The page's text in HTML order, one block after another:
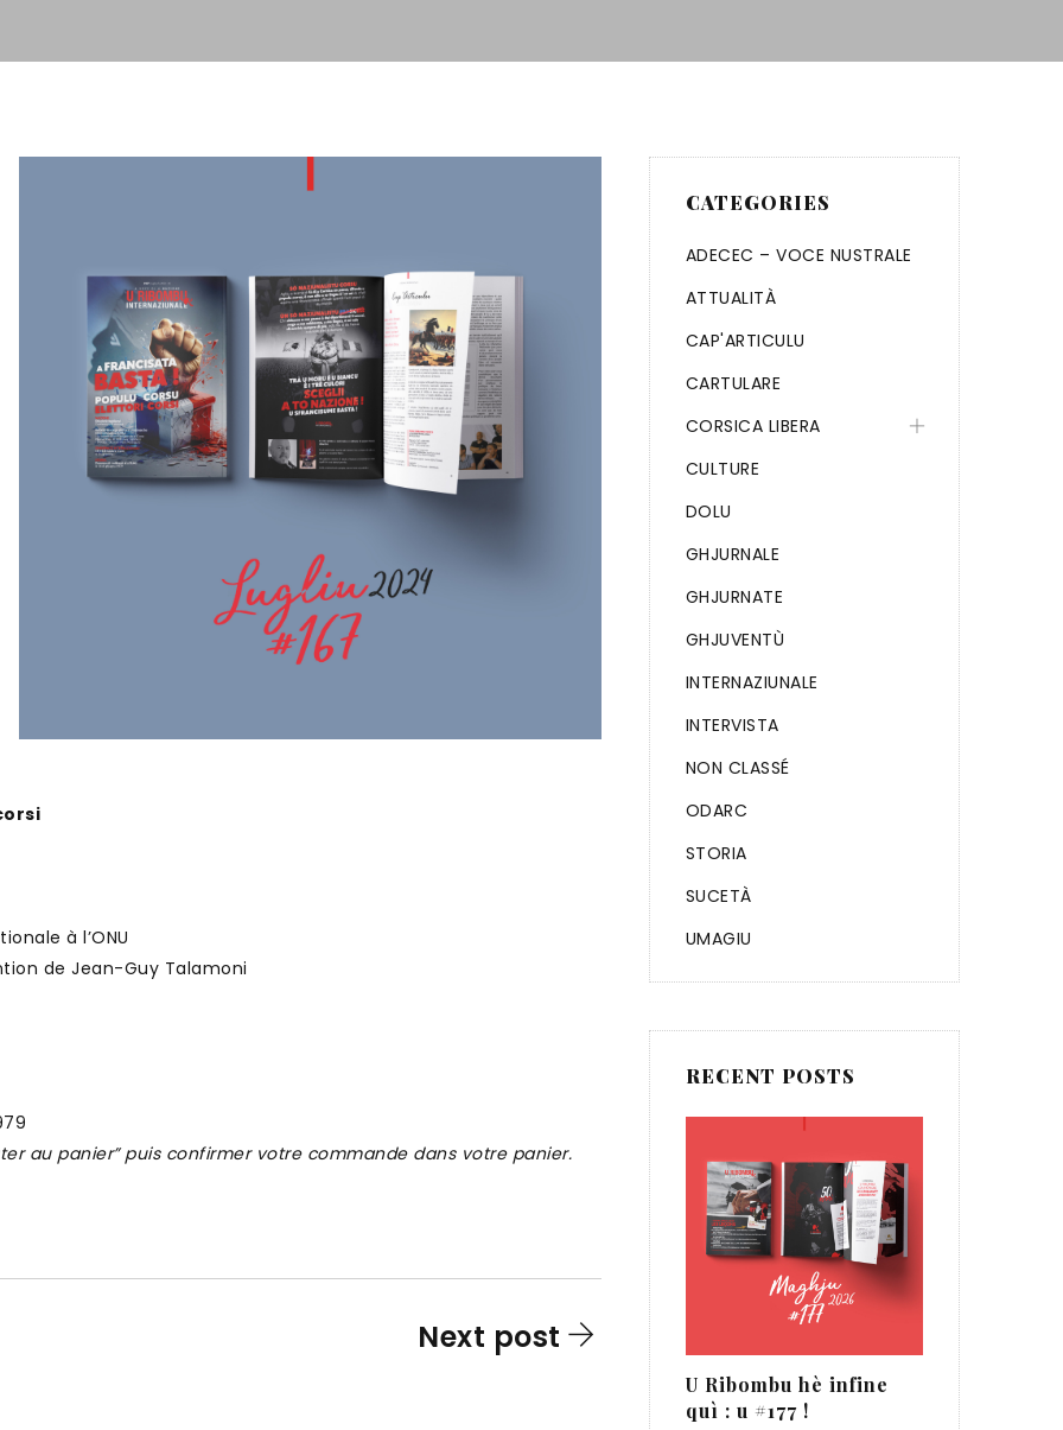
à l’ONU
de Jean-Guy Talamoni
au panier” puis confirmer votre commande dans votre panier.
Next post
CATEGORIES
ADECEC – VOCE NUSTRALE
ATTUALITÀ
CAP'ARTICULU
CARTULARE
CORSICA LIBERA
CULTURE
DOLU
GHJURNALE
GHJURNATE
GHJUVENTÙ
INTERNAZIUNALE
INTERVISTA
NON CLASSÉ
ODARC
STORIA
SUCETÀ
UMAGIU
RECENT POSTS
U Ribombu hè infine
quì : u #177 !